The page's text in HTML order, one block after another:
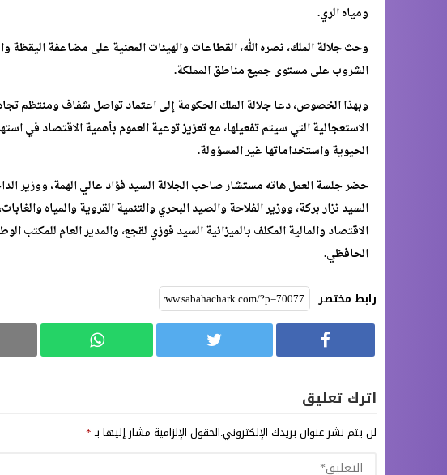
ومياه الري.
وحث جلالة الملك، نصره الله، القطاعات والهيئات المعنية على مضاعفة اليقظة
الشروب على مستوى جميع مناطق المملكة.
وبهذا الخصوص، دعا جلالة الملك الحكومة إلى اعتماد تواصل شفاف ومنتظم
الاستعجالية التي سيتم تفعيلها، مع تعزيز توعية العموم بأهمية الاقتصاد في
الحيوية واستخداماتها غير المسؤولة.
حضر جلسة العمل هاته مستشار صاحب الجلالة السيد فؤاد عالي الهمة، ووزير
الاقتصاد والمالية المكلف بالميزانية السيد فوزي لقجع، والمدير العام للمكتب
الحافظي.
رابط مختصر
اترك تعليق
لن يتم نشر عنوان بريدك الإلكتروني.الحقول الإلزامية مشار إليها بـ*